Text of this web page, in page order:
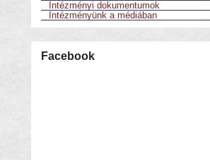
Intézményi dokumentumok
Intézményünk a médiában
Facebook